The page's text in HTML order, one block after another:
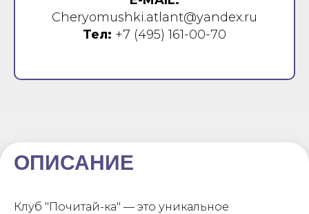
Cheryomushki.atlant@yandex.ru
Тел: +7 (495) 161-00-70
ОПИСАНИЕ
Клуб "Почитай-ка" — это уникальное